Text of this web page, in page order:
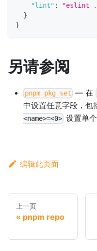
"lint" :
"eslint
}
}
另请参阅
pnpm pkg set — 在
中设置任意字段，包
<name>=<0> 设置单个
编辑此页面
上一页
pnpm repo